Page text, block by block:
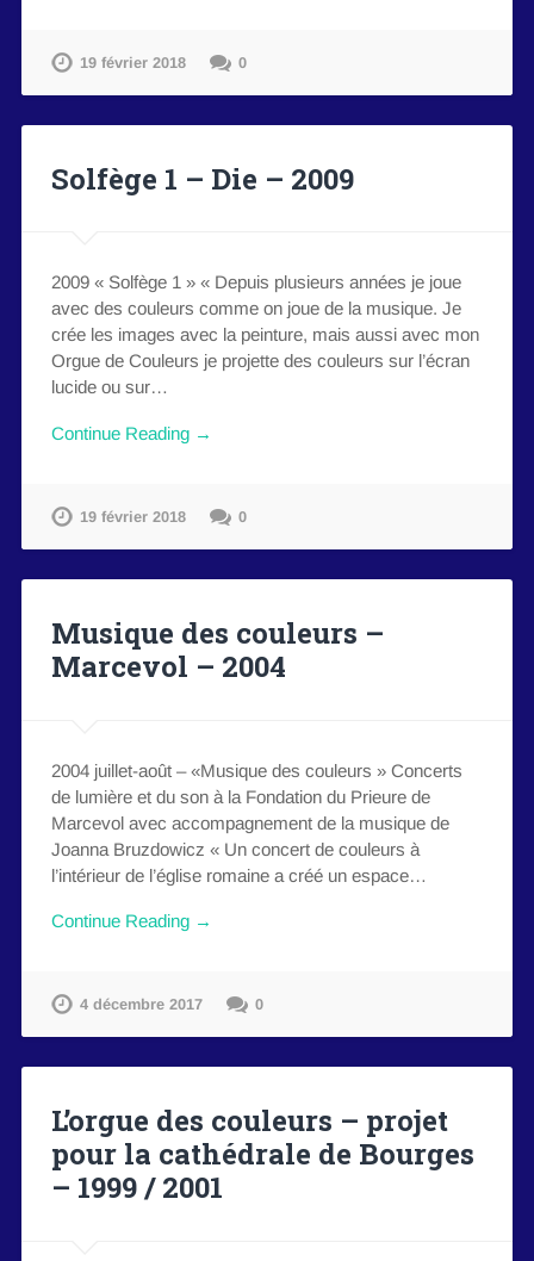
19 février 2018 0
Solfège 1 – Die – 2009
2009 « Solfège 1 » « Depuis plusieurs années je joue
avec des couleurs comme on joue de la musique. Je
crée les images avec la peinture, mais aussi avec mon
Orgue de Couleurs je projette des couleurs sur l’écran
lucide ou sur…
Continue Reading →
19 février 2018 0
Musique des couleurs –
Marcevol – 2004
2004 juillet-août – «Musique des couleurs » Concerts
de lumière et du son à la Fondation du Prieure de
Marcevol avec accompagnement de la musique de
Joanna Bruzdowicz « Un concert de couleurs à
l’intérieur de l’église romaine a créé un espace…
Continue Reading →
4 décembre 2017 0
L’orgue des couleurs – projet
pour la cathédrale de Bourges
– 1999 / 2001